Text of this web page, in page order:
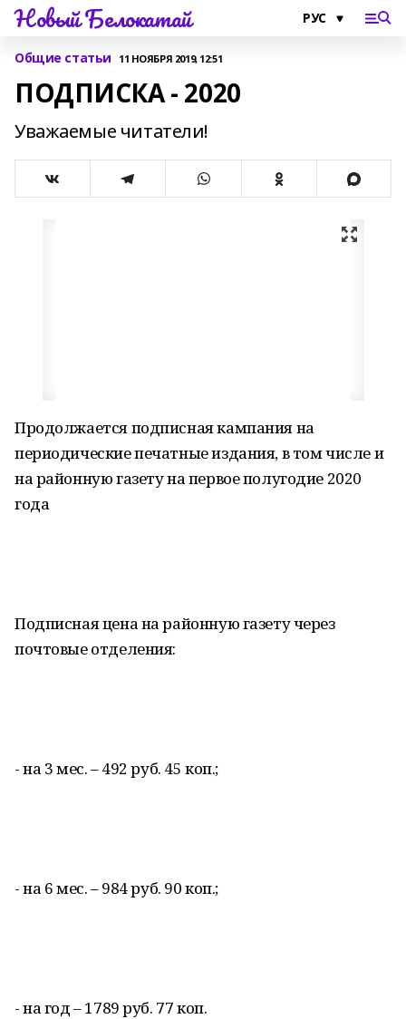
Новый Белокатай
Общие статьи 11 НОЯБРЯ 2019, 12:51
ПОДПИСКА - 2020
Уважаемые читатели!
Продолжается подписная кампания на
периодические печатные издания, в том числе и
на районную газету на первое полугодие 2020
года
Подписная цена на районную газету через
почтовые отделения:
- на 3 мес. – 492 руб. 45 коп.;
- на 6 мес. – 984 руб. 90 коп.;
- на год – 1789 руб. 77 коп.